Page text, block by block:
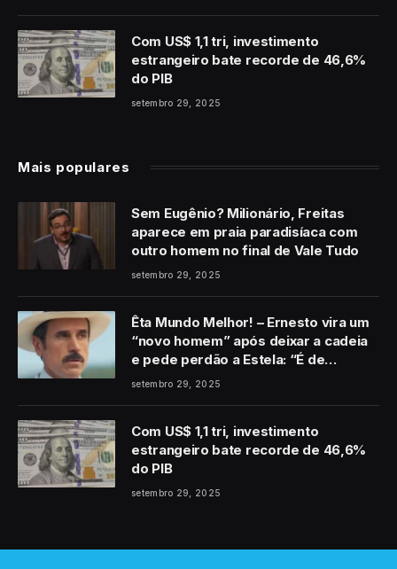
Com US$ 1,1 tri, investimento
estrangeiro bate recorde de 46,6%
do PIB
setembro 29, 2025
Mais populares
Sem Eugênio? Milionário, Freitas
aparece em praia paradisíaca com
outro homem no final de Vale Tudo
setembro 29, 2025
Êta Mundo Melhor! – Ernesto vira um
“novo homem” após deixar a cadeia
e pede perdão a Estela: “É de
coração”
setembro 29, 2025
Com US$ 1,1 tri, investimento
estrangeiro bate recorde de 46,6%
do PIB
setembro 29, 2025